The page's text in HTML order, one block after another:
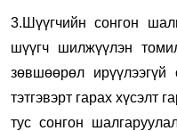
3.Шүүгчийн сонгон
шүүгч шилжүүлэн
зөвшөөрөл
тэтгэвэрт гарах хүсэлт
тус сонгон